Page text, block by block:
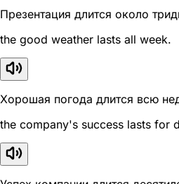
Презентация длится около
the good weather lasts all week.
Хорошая погода длится всю
the company's success lasts for